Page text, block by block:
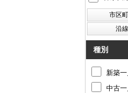
種別
新築
中古